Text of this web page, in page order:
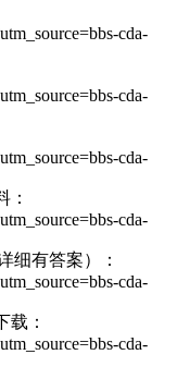
cda-
cda-
cda-
：
cda-
细有答案）：
cda-
载：
cda-